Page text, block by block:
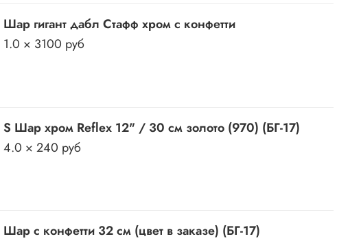
Шар гигант дабл Стафф хром с конфетти
1.0 × 3100 руб
S Шар хром Reflex 12" / 30 см золото (970) (БГ-17)
4.0 × 240 руб
Шар с конфетти 32 см (цвет в заказе) (БГ-17)